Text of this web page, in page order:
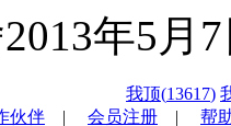
年5月
我顶(13617)
伙伴 | 会员注册 | 帮